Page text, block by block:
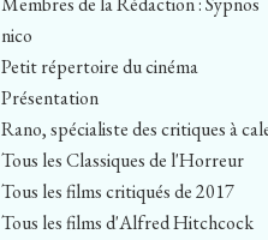
nico
Petit répertoire du cinéma
Présentation
Rano, spécialiste des critiques à
Tous les Classiques de l'Horreur
Tous les films critiqués de 2017
Tous les films d'Alfred Hitchcock